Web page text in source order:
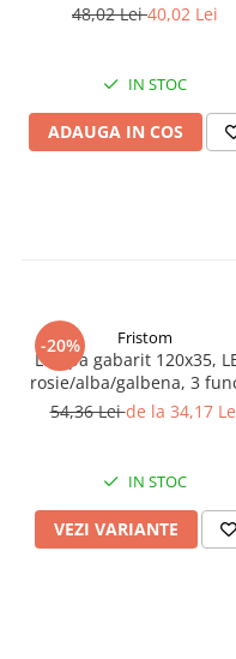
48,02 Lei40,02 Lei
IN STOC
ADAUGA IN COS
-20% Fristom
Lampa gabarit 120x35,
rosie/alba/galbena, 3
12-36V, FT-038
54,36 Leide la 34,17
IN STOC
VEZI VARIANTE